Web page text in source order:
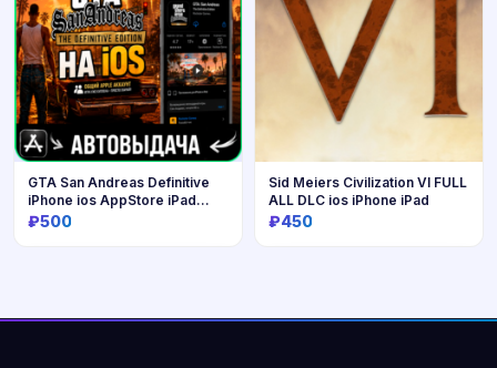
GTA San Andreas Definitive
iPhone ios AppStore iPad
Grand Theft Auto
₽500
Sid Meiers Civilization Vl FULL
ALL DLC ios iPhone iPad
₽450